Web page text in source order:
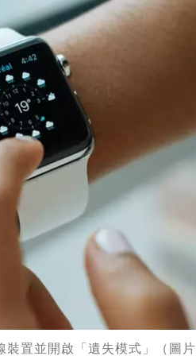
置並開啟「遺失模式」（圖